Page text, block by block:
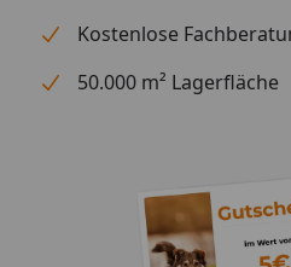
Kostenlose
50.000 m² Lagerfläche